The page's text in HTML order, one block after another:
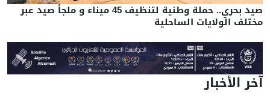
صيد بحري.. حملة وطنية لتنظيف 45 ميناء و ملجأ صيد عبر
مختلف الولايات الساحلية
آخر الأخبار